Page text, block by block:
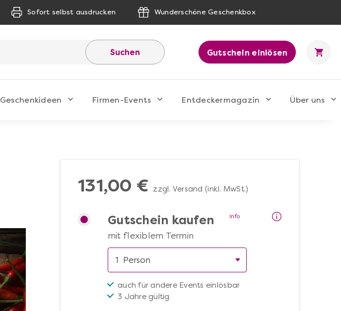
Sofort selbst ausdrucken Wunderschöne Geschenkbox
Suchen Gutschein einlösen
Geschenkideen Firmen-Events Entdeckermagazin Über uns
131,00 € zzgl. Versand (inkl. MwSt.)
Gutschein kaufen
mit flexiblem Termin
auch für andere Events einlösbar
3 Jahre gültig
Info